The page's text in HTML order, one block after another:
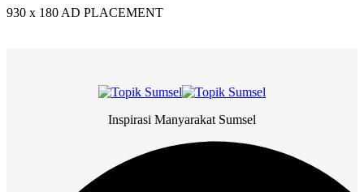
930 x 180AD PLACEMENT
Inspirasi Manyarakat Sumsel